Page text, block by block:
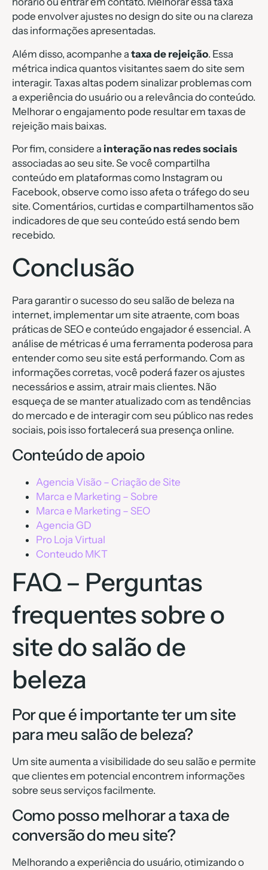
pode envolver ajustes no design do site ou na clareza
das informações apresentadas.
Além disso, acompanhe a taxa de rejeição. Essa
métrica indica quantos visitantes saem do site sem
interagir. Taxas altas podem sinalizar problemas com
a experiência do usuário ou a relevância do conteúdo.
Melhorar o engajamento pode resultar em taxas de
rejeição mais baixas.
Por fim, considere a interação nas redes sociais
associadas ao seu site. Se você compartilha
conteúdo em plataformas como Instagram ou
Facebook, observe como isso afeta o tráfego do seu
site. Comentários, curtidas e compartilhamentos são
indicadores de que seu conteúdo está sendo bem
recebido.
Conclusão
Para garantir o sucesso do seu salão de beleza na
internet, implementar um site atraente, com boas
práticas de SEO e conteúdo engajador é essencial. A
análise de métricas é uma ferramenta poderosa para
entender como seu site está performando. Com as
informações corretas, você poderá fazer os ajustes
necessários e assim, atrair mais clientes. Não
esqueça de se manter atualizado com as tendências
do mercado e de interagir com seu público nas redes
sociais, pois isso fortalecerá sua presença online.
Conteúdo de apoio
Agencia Visão – Criação de Site
Marca e Marketing – Sobre
Marca e Marketing – SEO
Agencia GD
Pro Loja Virtual
Conteudo MKT
FAQ – Perguntas
frequentes sobre o
site do salão de
beleza
Por que é importante ter um site
para meu salão de beleza?
Um site aumenta a visibilidade do seu salão e permite
que clientes em potencial encontrem informações
sobre seus serviços facilmente.
Como posso melhorar a taxa de
conversão do meu site?
Melhorando a experiência do usuário, otimizando o